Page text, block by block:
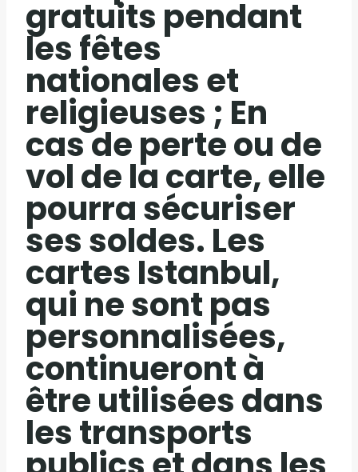
gratuits pendant
les fêtes
nationales et
religieuses ; En
cas de perte ou de
vol de la carte, elle
pourra sécuriser
ses soldes. Les
cartes Istanbul,
qui ne sont pas
personnalisées,
continueront à
être utilisées dans
les transports